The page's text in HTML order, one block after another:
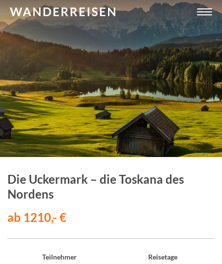
Die Uckermark – die Toskana des
Nordens
ab 1210,- €
Teilnehmer Reisetage